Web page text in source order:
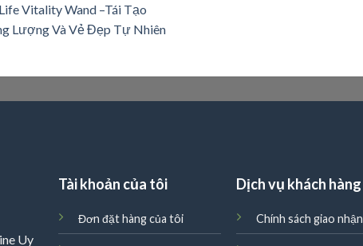
Vitality Wand –Tái Tạo
Lượng Và Vẻ Đẹp Tự Nhiên
Uy
Tài khoản của tôi
Đơn đặt hàng của tôi
Dịch vụ khách hàng
Chính sách giao nhận